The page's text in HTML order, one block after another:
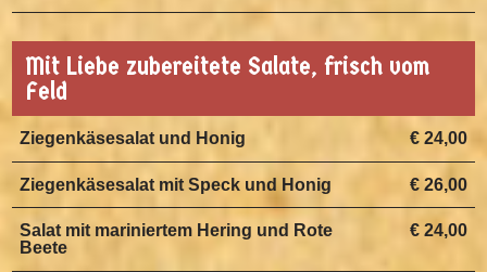
Mit Liebe zubereitete Salate, frisch vom
Feld
€ 24,00
Ziegenkäsesalat und Honig
€ 26,00
Ziegenkäsesalat mit Speck und Honig
€ 24,00
Salat mit mariniertem Hering und Rote
Beete